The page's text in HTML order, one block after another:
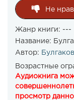
Не
Жанр книги: ---
Название:
Автор:
Возрастные
Аудиокнига
просмотр